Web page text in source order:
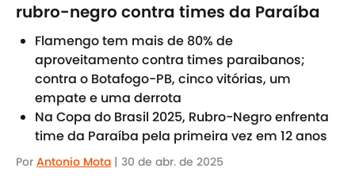
rubro-negro contra times da Paraíba
Flamengo tem mais de 80% de
aproveitamento contra times paraibanos;
contra o Botafogo-PB, cinco vitórias, um
empate e uma derrota
Na Copa do Brasil 2025, Rubro-Negro enfrenta
time da Paraíba pela primeira vez em 12 anos
Por Antonio Mota | 30 de abr. de 2025